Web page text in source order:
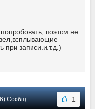
поэтом не
при записи.и.т.д.)
#2 1